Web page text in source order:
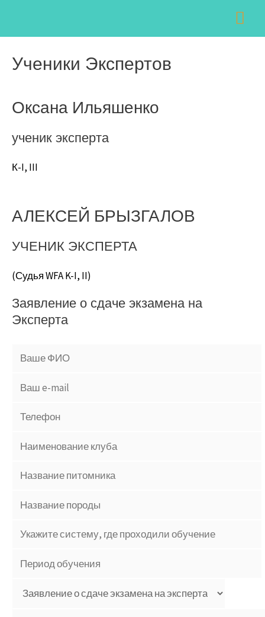
Ученики Экспертов
Оксана Ильяшенко
ученик эксперта
К-I, III
АЛЕКСЕЙ БРЫЗГАЛОВ
УЧЕНИК ЭКСПЕРТА
(Судья WFA K-I, II)
Заявление о сдаче экзамена на
Эксперта